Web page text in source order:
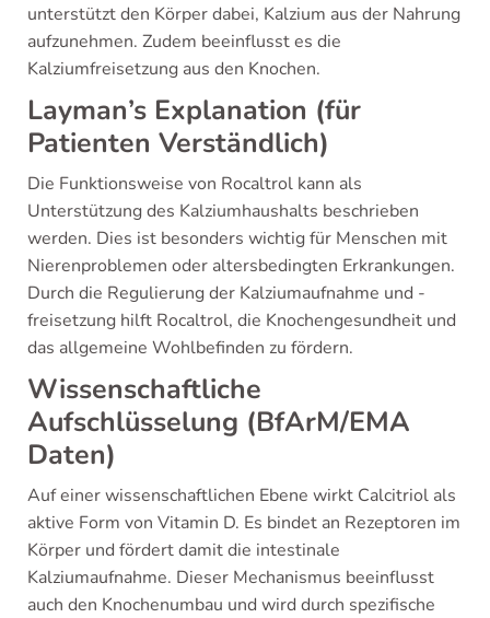
unterstützt den Körper dabei, Kalzium aus der Nahrung
aufzunehmen. Zudem beeinflusst es die
Kalziumfreisetzung aus den Knochen.
Layman’s Explanation (für
Patienten Verständlich)
Die Funktionsweise von Rocaltrol kann als
Unterstützung des Kalziumhaushalts beschrieben
werden. Dies ist besonders wichtig für Menschen mit
Nierenproblemen oder altersbedingten Erkrankungen.
Durch die Regulierung der Kalziumaufnahme und -
freisetzung hilft Rocaltrol, die Knochengesundheit und
das allgemeine Wohlbefinden zu fördern.
Wissenschaftliche
Aufschlüsselung (BfArM/EMA
Daten)
Auf einer wissenschaftlichen Ebene wirkt Calcitriol als
aktive Form von Vitamin D. Es bindet an Rezeptoren im
Körper und fördert damit die intestinale
Kalziumaufnahme. Dieser Mechanismus beeinflusst
auch den Knochenumbau und wird durch spezifische